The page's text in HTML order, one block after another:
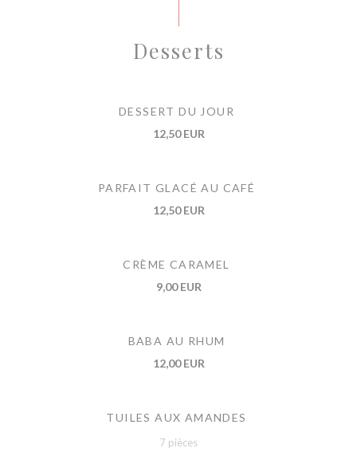
Desserts
DESSERT DU JOUR
12,50 EUR
PARFAIT GLACÉ AU CAFÉ
12,50 EUR
CRÈME CARAMEL
9,00 EUR
BABA AU RHUM
12,00 EUR
TUILES AUX AMANDES
7 pièces